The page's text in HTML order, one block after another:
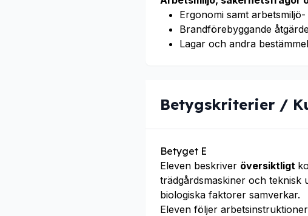
Ergonomi samt
Brandförebyggande
Lagar och andra
Betygskriterier /
Betyget E
Eleven beskriver översiktligt
trädgårdsmaskiner och teknisk
biologiska faktorer samverkar.
Eleven följer